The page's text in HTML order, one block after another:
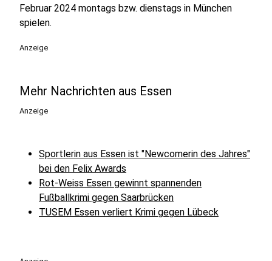
Februar 2024 montags bzw. dienstags in München
spielen.
Anzeige
Mehr Nachrichten aus Essen
Anzeige
Sportlerin aus Essen ist "Newcomerin des Jahres"
bei den Felix Awards
Rot-Weiss Essen gewinnt spannenden
Fußballkrimi gegen Saarbrücken
TUSEM Essen verliert Krimi gegen Lübeck